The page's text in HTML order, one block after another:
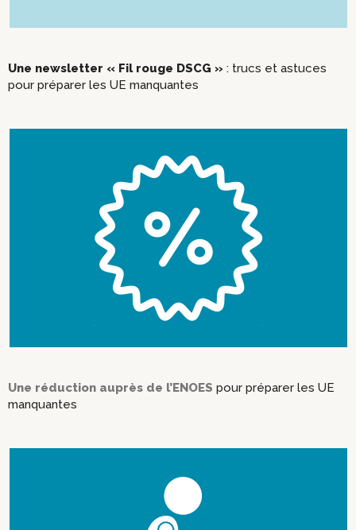
Une newsletter « Fil rouge DSCG » : trucs et astuces
pour préparer les UE manquantes
Une réduction auprès de l’ENOES pour préparer les UE
manquantes